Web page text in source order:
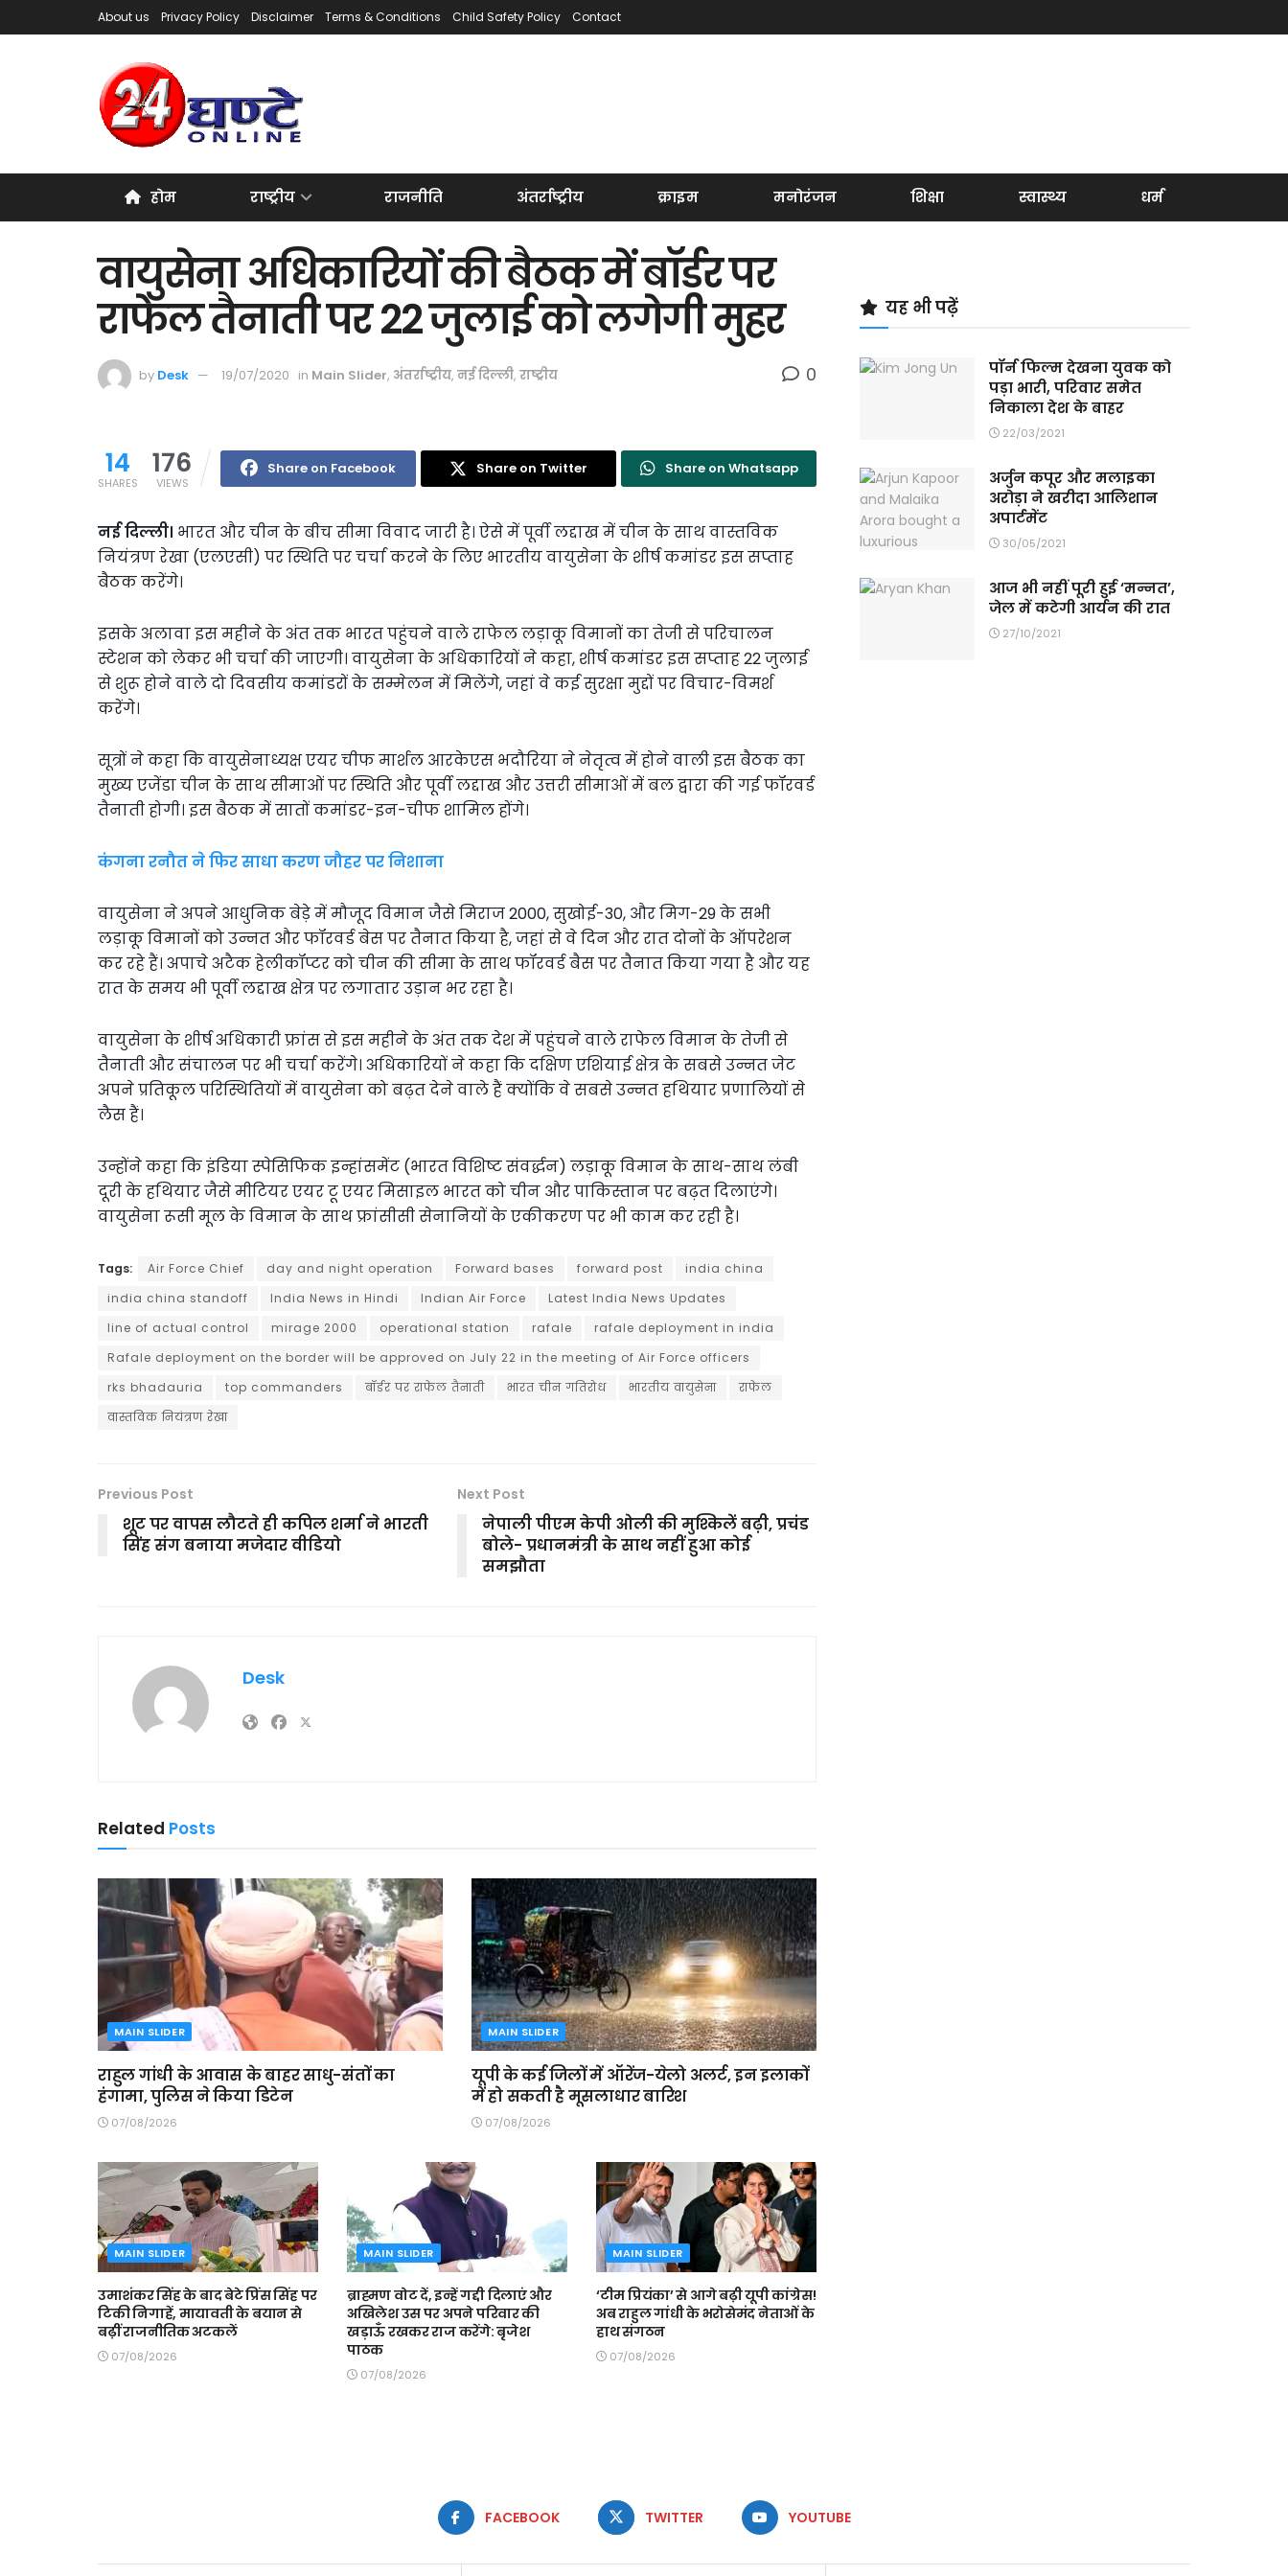
About us Privacy Policy Disclaimer Terms & Conditions Child Safety Policy Contact
होम राष्ट्रीय राजनीति अंतर्राष्ट्रीय क्राइम मनोरंजन शिक्षा स्वास्थ्य धर्म
वायुसेना अधिकारियों की बैठक में बॉर्डर पर
राफेल तैनाती पर 22 जुलाई को लगेगी मुहर
by Desk 19/07/2020 in Main Slider, अंतर्राष्ट्रीय, नई दिल्ली, राष्ट्रीय 0
14
SHARES
176
VIEWS
Share on Facebook Share on Twitter Share on Whatsapp
नई दिल्ली। भारत और चीन के बीच सीमा विवाद जारी है। ऐसे में पूर्वी लद्दाख में चीन के साथ वास्तविक
नियंत्रण रेखा (एलएसी) पर स्थिति पर चर्चा करने के लिए भारतीय वायुसेना के शीर्ष कमांडर इस सप्ताह
बैठक करेंगे।
इसके अलावा इस महीने के अंत तक भारत पहुंचने वाले राफेल लड़ाकू विमानों का तेजी से परिचालन
स्टेशन को लेकर भी चर्चा की जाएगी। वायुसेना के अधिकारियों ने कहा, शीर्ष कमांडर इस सप्ताह 22 जुलाई
से शुरू होने वाले दो दिवसीय कमांडरों के सम्मेलन में मिलेंगे, जहां वे कई सुरक्षा मुद्दों पर विचार-विमर्श
करेंगे।
सूत्रों ने कहा कि वायुसेनाध्यक्ष एयर चीफ मार्शल आरकेएस भदौरिया ने नेतृत्व में होने वाली इस बैठक का
मुख्य एजेंडा चीन के साथ सीमाओं पर स्थिति और पूर्वी लद्दाख और उत्तरी सीमाओं में बल द्वारा की गई फॉरवर्ड
तैनाती होगी। इस बैठक में सातों कमांडर-इन-चीफ शामिल होंगे।
कंगना रनौत ने फिर साधा करण जौहर पर निशाना
वायुसेना ने अपने आधुनिक बेड़े में मौजूद विमान जैसे मिराज 2000, सुखोई-30, और मिग-29 के सभी
लड़ाकू विमानों को उन्नत और फॉरवर्ड बेस पर तैनात किया है, जहां से वे दिन और रात दोनों के ऑपरेशन
कर रहे हैं। अपाचे अटैक हेलीकॉप्टर को चीन की सीमा के साथ फॉरवर्ड बैस पर तैनात किया गया है और यह
रात के समय भी पूर्वी लद्दाख क्षेत्र पर लगातार उड़ान भर रहा है।
वायुसेना के शीर्ष अधिकारी फ्रांस से इस महीने के अंत तक देश में पहुंचने वाले राफेल विमान के तेजी से
तैनाती और संचालन पर भी चर्चा करेंगे। अधिकारियों ने कहा कि दक्षिण एशियाई क्षेत्र के सबसे उन्नत जेट
अपने प्रतिकूल परिस्थितियों में वायुसेना को बढ़त देने वाले हैं क्योंकि वे सबसे उन्नत हथियार प्रणालियों से
लैस हैं।
उन्होंने कहा कि इंडिया स्पेसिफिक इन्हांसमेंट (भारत विशिष्ट संवर्द्धन) लड़ाकू विमान के साथ-साथ लंबी
दूरी के हथियार जैसे मीटियर एयर टू एयर मिसाइल भारत को चीन और पाकिस्तान पर बढ़त दिलाएंगे।
वायुसेना रूसी मूल के विमान के साथ फ्रांसीसी सेनानियों के एकीकरण पर भी काम कर रही है।
Tags: Air Force Chief day and night operation Forward bases forward post
india china
india china standoff
India News in Hindi Indian Air Force
Latest India News Updates
line of actual control
mirage 2000 operational station rafale
rafale deployment in india
Rafale deployment on the border will be approved on July 22 in the meeting of Air Force officers
rks bhadauria
top commanders बॉर्डर पर राफेल तैनाती भारत चीन गतिरोध भारतीय वायुसेना
राफेल
वास्तविक नियंत्रण रेखा
Previous Post
शूट पर वापस लौटते ही कपिल शर्मा ने भारती
सिंह संग बनाया मजेदार वीडियो
Next Post
नेपाली पीएम केपी ओली की मुश्किलें बढ़ी, प्रचंड
बोले- प्रधानमंत्री के साथ नहीं हुआ कोई
समझौता
Desk
Related Posts
MAIN SLIDER
राहुल गांधी के आवास के बाहर साधु-संतों का
हंगामा, पुलिस ने किया डिटेन
07/08/2026
MAIN SLIDER
यूपी के कई जिलों में ऑरेंज-येलो अलर्ट, इन इलाकों
में हो सकती है मूसलाधार बारिश
07/08/2026
MAIN SLIDER
उमाशंकर सिंह के बाद बेटे प्रिंस सिंह पर
टिकी निगाहें, मायावती के बयान से
बढ़ीं राजनीतिक अटकलें
07/08/2026
MAIN SLIDER
ब्राह्मण वोट दें, इन्हें गद्दी दिलाएं और
अखिलेश उस पर अपने परिवार की
खड़ाऊँ रखकर राज करेंगे: बृजेश
पाठक
07/08/2026
MAIN SLIDER
‘टीम प्रियंका’ से आगे बढ़ी यूपी कांग्रेस!
अब राहुल गांधी के भरोसेमंद नेताओं के
हाथ संगठन
07/08/2026
यह भी पढ़ें
पॉर्न फिल्म देखना युवक को
पड़ा भारी, परिवार समेत
निकाला देश के बाहर
22/03/2021
अर्जुन कपूर और मलाइका
अरोड़ा ने खरीदा आलिशान
अपार्टमेंट
30/05/2021
आज भी नहीं पूरी हुई ‘मन्नत’,
जेल में कटेगी आर्यन की रात
27/10/2021
FACEBOOK TWITTER YOUTUBE